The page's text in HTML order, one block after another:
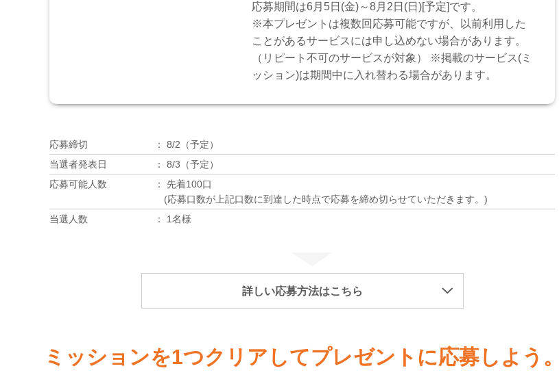
応募期間は6月5日(金)～8月2日(日)[予定]です。
※本プレゼントは複数回応募可能ですが、以前利用した
ことがあるサービスには申し込めない場合があります。
（リピート不可のサービスが対象） ※掲載のサービス(ミ
ッション)は期間中に入れ替わる場合があります。
応募締切
8/2（予定）
当選者発表日
8/3（予定）
応募可能人数
先着100口
(応募口数が上記口数に到達した時点で応募を締め切らせていただきます。)
当選人数
1名様
詳しい応募方法はこちら
ミッションを1つクリアしてプレゼントに応募しよう。